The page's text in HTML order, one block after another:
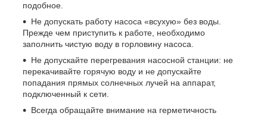
подобное.
Не допускать работу насоса «всухую» без воды.
Прежде чем приступить к работе, необходимо
заполнить чистую воду в горловину насоса.
Не допускайте перегревания насосной станции: не
перекачивайте горячую воду и не допускайте
попадания прямых солнечных лучей на аппарат,
подключенный к сети.
Всегда обращайте внимание на герметичность